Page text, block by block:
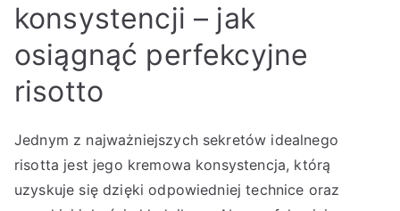
konsystencji – jak
osiągnąć perfekcyjne
risotto
Jednym z najważniejszych sekretów idealnego
risotta jest jego kremowa konsystencja, którą
uzyskuje się dzięki odpowiedniej technice oraz